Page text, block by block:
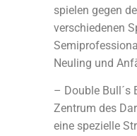
spielen gegen
verschiedenen
Neuling und
– Double Bull´s
Zentrum des
eine spezielle